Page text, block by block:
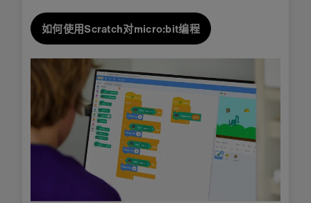
如何使用Scratch对micro:bit编程